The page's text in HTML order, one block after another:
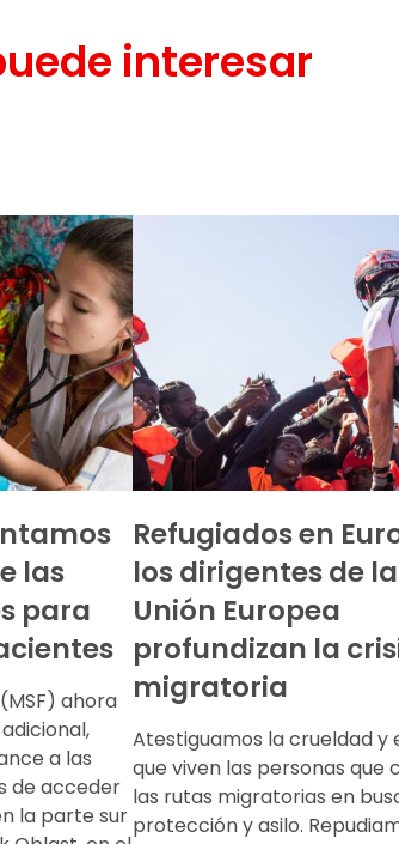
interesar
las
para
ahora
a las
de acceder
la parte sur
Refugiados en
los dirigentes de la
Unión Europea
profundizan la
migratoria
Atestiguamos la crueldad y
que viven las personas que
las rutas migratorias en
protección y asilo.